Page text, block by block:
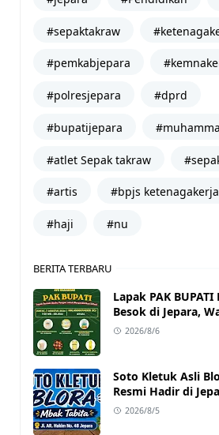
#sepaktakraw
#pemkabjepara
#polresjepara #dprd
#bupatijepara
#atlet Sepak takraw
#artis #bpjs
#haji #nu
BERITA TERBARU
Lapak PAK
Besok di Jepara,
Beras hingga
2026/8/6
Soto Kletuk Asli
Resmi Hadir di
Rasa Autentik
2026/8/5